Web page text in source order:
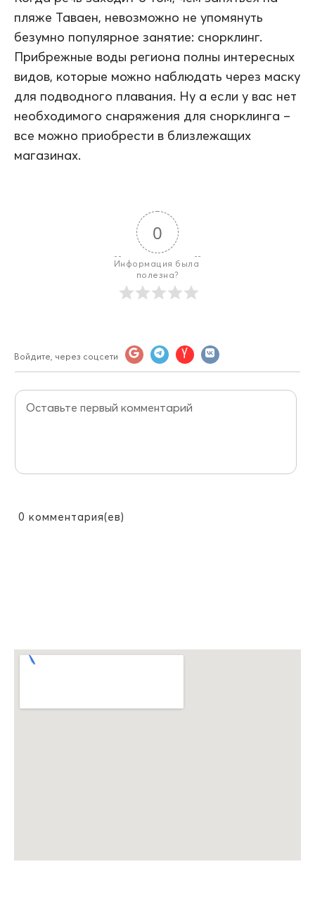
пляже Таваен, невозможно не упомянуть
безумно популярное занятие: снорклинг.
Прибрежные воды региона полны интересных
видов, которые можно наблюдать через маску
для подводного плавания. Ну а если у вас нет
необходимого снаряжения для снорклинга –
все можно приобрести в близлежащих
магазинах.
0
Информация была
полезна?
Войдите, через соцсети
0 комментария(ев)